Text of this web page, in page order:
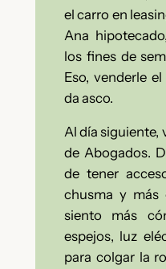
el carro en
Ana
los fines de
Eso, venderle
da asco.
Al día siguiente,
de Abogados.
de tener
chusma y más
siento más
espejos, luz
para colgar la